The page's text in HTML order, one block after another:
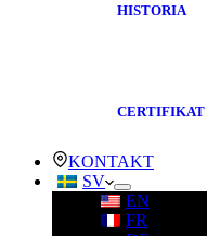
HISTORIA
CERTIFIKAT
KONTAKT
SV
EN
FR